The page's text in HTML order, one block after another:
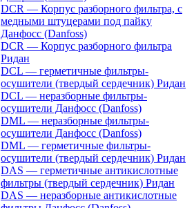
DCR — Корпус разборного фильтра, с
медными штуцерами под пайку
Данфосс (Danfoss)
DCR — Корпус разборного фильтра
Ридан
DCL — герметичные фильтры-
осушители (твердый сердечник) Ридан
DCL — неразборные фильтры-
осушители Данфосс (Danfoss)
DML — неразборные фильтры-
осушители Данфосс (Danfoss)
DML — герметичные фильтры-
осушители (твердый сердечник) Ридан
DAS — герметичные антикислотные
фильтры (твердый сердечник) Ридан
DAS — неразборные антикислотные